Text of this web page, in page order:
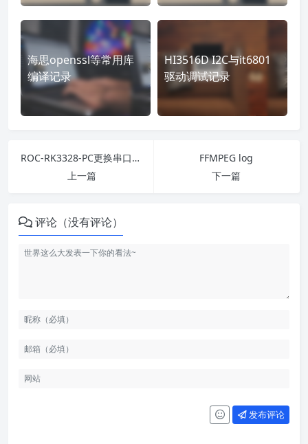
海思openssl等常用库
编译记录
HI3516D I2C与it6801
驱动调试记录
ROC-RK3328-PC更换串口波特率
上一篇
FFMPEG log
下一篇
评论（没有评论）
发布评论